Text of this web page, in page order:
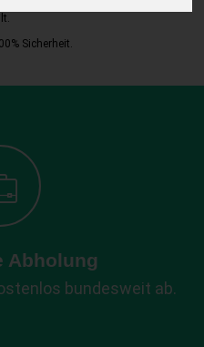
Sicherheit.
Abholung
bundesweit ab.